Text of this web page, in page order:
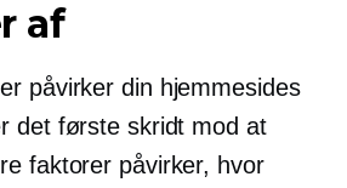
af
påvirker din hjemmesides
det første skridt mod at
faktorer påvirker, hvor